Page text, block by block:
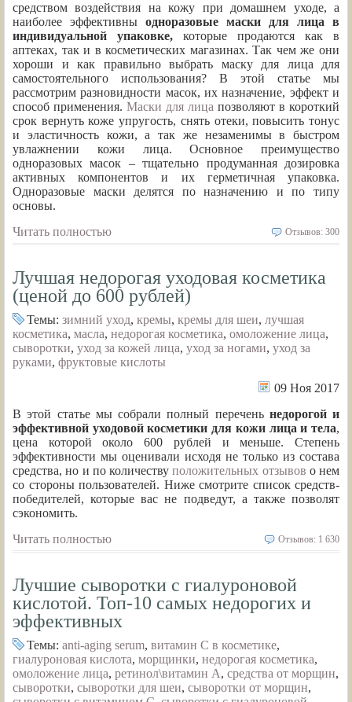
средством воздействия на кожу при домашнем уходе, а
наиболее эффективны одноразовые маски для лица в
индивидуальной упаковке, которые продаются как в
аптеках, так и в косметических магазинах. Так чем же они
хороши и как правильно выбрать маску для лица для
самостоятельного использования? В этой статье мы
рассмотрим разновидности масок, их назначение, эффект и
способ применения. Маски для лица позволяют в короткий
срок вернуть коже упругость, снять отеки, повысить тонус
и эластичность кожи, а так же незаменимы в быстром
увлажнении кожи лица. Основное преимущество
одноразовых масок – тщательно продуманная дозировка
активных компонентов и их герметичная упаковка.
Одноразовые маски делятся по назначению и по типу
основы.
Читать полностью
Отзывов: 300
Лучшая недорогая уходовая косметика
(ценой до 600 рублей)
Темы: зимний уход, кремы, кремы для шеи, лучшая
косметика, масла, недорогая косметика, омоложение лица,
сыворотки, уход за кожей лица, уход за ногами, уход за
руками, фруктовые кислоты
09 Ноя 2017
В этой статье мы собрали полный перечень недорогой и
эффективной уходовой косметики для кожи лица и тела,
цена которой около 600 рублей и меньше. Степень
эффективности мы оценивали исходя не только из состава
средства, но и по количествуположительных отзывов о нем
со стороны пользователей. Ниже смотрите список средств-
победителей, которые вас не подведут, а также позволят
сэкономить.
Читать полностью
Отзывов: 1 630
Лучшие сыворотки с гиалуроновой
кислотой. Топ-10 самых недорогих и
эффективных
Темы: anti-aging serum, витамин С в косметике,
гиалуроновая кислота, морщинки, недорогая косметика,
омоложение лица, ретинол\витамин А, средства от морщин,
сыворотки, сыворотки для шеи, сыворотки от морщин,